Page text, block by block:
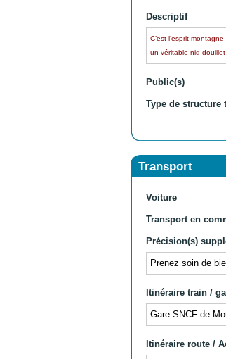
Descriptif
C’est l’esprit
un véritable nid
Public(s)
Type de structure
Transport
Voiture
Transport en
Précision(s)
Prenez soin de
Itinéraire train /
Gare SNCF de
Itinéraire route /